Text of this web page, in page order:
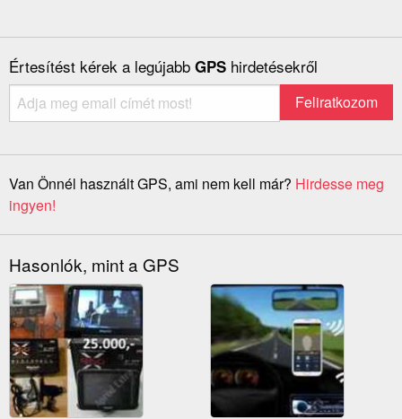
Értesítést kérek a legújabb GPS hirdetésekről
Van Önnél használt GPS, ami nem kell már? Hirdesse meg
ingyen!
Hasonlók, mint a GPS